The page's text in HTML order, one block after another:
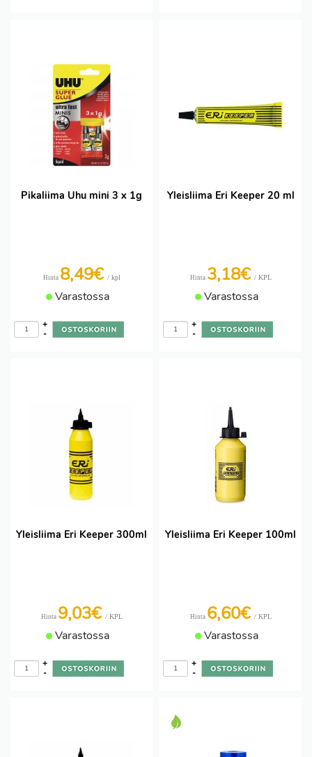
Pikaliima Uhu mini 3 x 1g
Hinta 8,49€ / kpl
Varastossa
-
+
Yleisliima Eri Keeper 20 ml
Hinta 3,18€ / KPL
Varastossa
-
+
Yleisliima Eri Keeper 300ml
Hinta 9,03€ / KPL
Varastossa
-
+
Yleisliima Eri Keeper 100ml
Hinta 6,60€ / KPL
Varastossa
-
+